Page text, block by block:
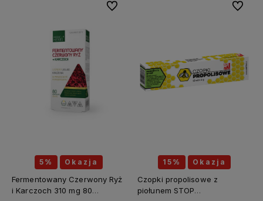
5% Okazja
Fermentowany Czerwony Ryż
i Karczoch 310 mg 80
Do ulubionych
15% Okazja
Czopki propolisowe z
piołunem STOP
Do